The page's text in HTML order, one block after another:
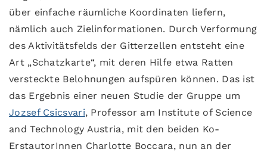
über einfache räumliche Koordinaten liefern,
nämlich auch Zielinformationen. Durch Verformung
des Aktivitätsfelds der Gitterzellen entsteht eine
Art „Schatzkarte“, mit deren Hilfe etwa Ratten
versteckte Belohnungen aufspüren können. Das ist
das Ergebnis einer neuen Studie der Gruppe um
Jozsef Csicsvari, Professor am Institute of Science
and Technology Austria, mit den beiden Ko-
ErstautorInnen Charlotte Boccara, nun an der